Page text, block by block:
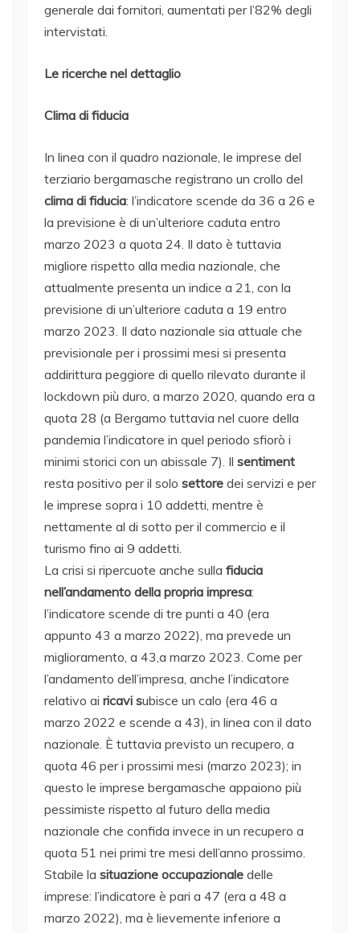
generale dai fornitori, aumentati per l’82% degli
intervistati.
Le ricerche nel dettaglio
Clima di fiducia
In linea con il quadro nazionale, le imprese del
terziario bergamasche registrano un crollo del
clima di fiducia: l’indicatore scende da 36 a 26 e
la previsione è di un’ulteriore caduta entro
marzo 2023 a quota 24. Il dato è tuttavia
migliore rispetto alla media nazionale, che
attualmente presenta un indice a 21, con la
previsione di un’ulteriore caduta a 19 entro
marzo 2023. Il dato nazionale sia attuale che
previsionale per i prossimi mesi si presenta
addirittura peggiore di quello rilevato durante il
lockdown più duro, a marzo 2020, quando era a
quota 28 (a Bergamo tuttavia nel cuore della
pandemia l’indicatore in quel periodo sfiorò i
minimi storici con un abissale 7). Il sentiment
resta positivo per il solo settore dei servizi e per
le imprese sopra i 10 addetti, mentre è
nettamente al di sotto per il commercio e il
turismo fino ai 9 addetti.
La crisi si ripercuote anche sulla fiducia
nell’andamento della propria impresa:
l’indicatore scende di tre punti a 40 (era
appunto 43 a marzo 2022), ma prevede un
miglioramento, a 43,a marzo 2023. Come per
l’andamento dell’impresa, anche l’indicatore
relativo ai ricavi subisce un calo (era 46 a
marzo 2022 e scende a 43), in linea con il dato
nazionale. È tuttavia previsto un recupero, a
quota 46 per i prossimi mesi (marzo 2023); in
questo le imprese bergamasche appaiono più
pessimiste rispetto al futuro della media
nazionale che confida invece in un recupero a
quota 51 nei primi tre mesi dell’anno prossimo.
Stabile la situazione occupazionale delle
imprese: l’indicatore è pari a 47 (era a 48 a
marzo 2022), ma è lievemente inferiore a